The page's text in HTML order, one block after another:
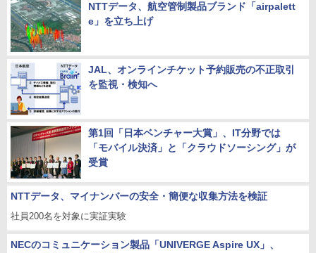
NTTデータ、航空管制製品ブランド「airpalett
e」を立ち上げ
JAL、オンラインチケット予約販売の不正取引
を監視・検知へ
第1回「日本ベンチャー大賞」、IT分野では
「モバイル決済」と「クラウドソーシング」が
受賞
NTTデータ、マイナンバーの安全・簡便な収集方法を検証
社員200名を対象に実証実験
NECのコミュニケーション製品「UNIVERGE Aspire UX」、